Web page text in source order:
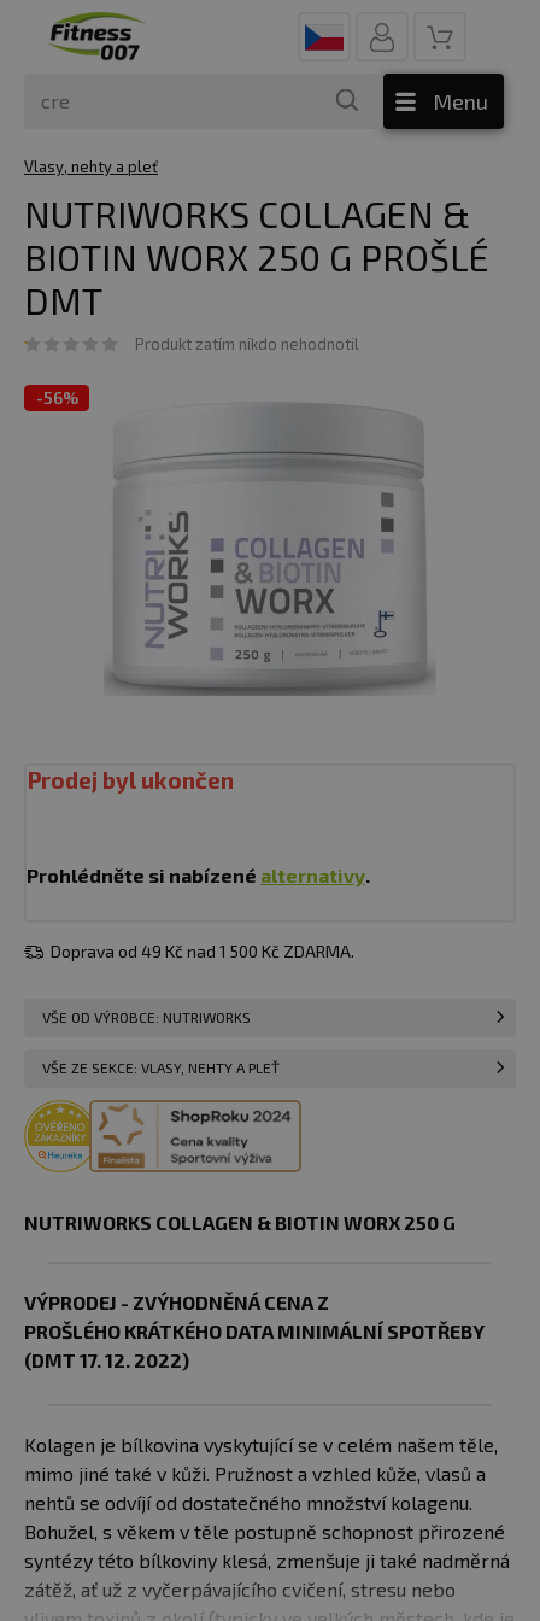
Menu
Vlasy, nehty a pleť
NUTRIWORKS COLLAGEN &
BIOTIN WORX 250 G PROŠLÉ
DMT
Produkt zatím nikdo nehodnotil
-56%
Prodej byl ukončen
Prohlédněte si nabízené alternativy.
Doprava od 49 Kč nad 1 500 Kč ZDARMA.
VŠE OD VÝROBCE: NUTRIWORKS
VŠE ZE SEKCE: VLASY, NEHTY A PLEŤ
NUTRIWORKS COLLAGEN & BIOTIN WORX 250 G
VÝPRODEJ - ZVÝHODNĚNÁ CENA Z
PROŠLÉHO KRÁTKÉHO DATA MINIMÁLNÍ SPOTŘEBY
(DMT 17. 12. 2022)
Kolagen je bílkovina vyskytující se v celém našem těle,
mimo jiné také v kůži. Pružnost a vzhled kůže, vlasů a
nehtů se odvíjí od dostatečného množství kolagenu.
Bohužel, s věkem v těle postupně schopnost přirozené
syntézy této bílkoviny klesá, zmenšuje ji také nadměrná
zátěž, ať už z vyčerpávajícího cvičení, stresu nebo